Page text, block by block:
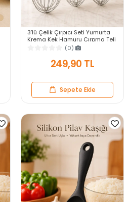
3’lü Çelik Çırpıcı Seti Yumurta
Krema Kek Hamuru Çırpma Teli
Pratik Sos Karıştırıcı Mutfak Teli
(0)
249,90 TL
Sepete Ekle